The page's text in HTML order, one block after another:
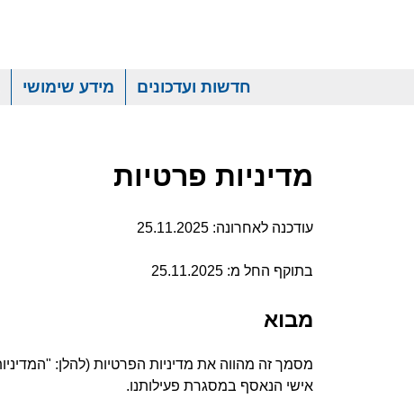
חדשות ועדכונים מידע שימושי
מדיניות פרטיות
עודכנה לאחרונה: ‎25.11.2025
בתוקף החל מ: ‎25.11.2025
מבוא
אישי הנאסף במסגרת פעילותנו.